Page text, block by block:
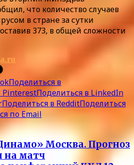
что количество случаев
в стране за сутки
373, в общей сложности
Поделиться в
PinterestПоделиться в LinkedIn
Поделиться в RedditПоделиться
по Email
Москва. Прогноз
на матч